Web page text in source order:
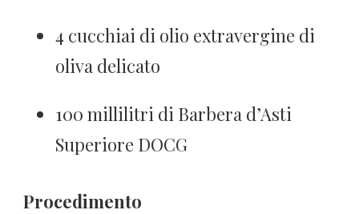
4 cucchiai di olio extravergine di
oliva delicato
100 millilitri di Barbera d’Asti
Superiore DOCG
Procedimento